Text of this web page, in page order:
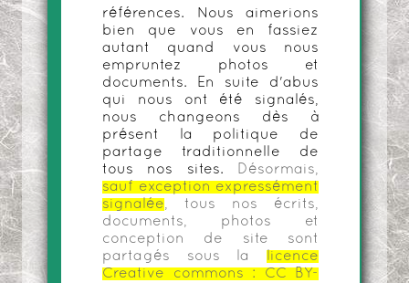
références. Nous aimerions
bien que vous en fassiez
autant quand vous nous
empruntez photos et
documents. En suite d'abus
qui nous ont été signalés,
nous changeons dès à
présent la politique de
partage traditionnelle de
tous nos sites.
Désormais,
sauf exception expressément
signalée, tous nos écrits,
documents, photos et
conception de site sont
partagés sous la
licence
Creative commons :
CC BY-